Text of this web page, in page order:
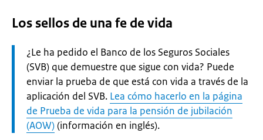
Los sellos de una fe de vida
Let
op:
¿Le ha pedido el Banco de los Seguros Sociales
(SVB) que demuestre que sigue con vida? Puede
enviar la prueba de que está con vida a través de la
aplicación del SVB. Lea cómo hacerlo en la página
de Prueba de vida para la pensión de jubilación
(AOW)(información en inglés).